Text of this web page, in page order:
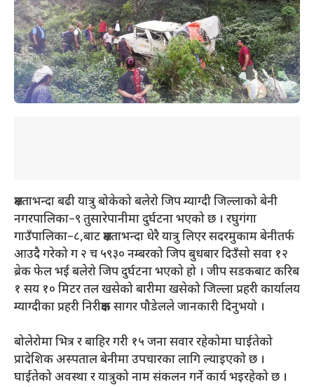
क्षमताभन्दा बढी यात्रु बोकेको बलेरो जिप म्याग्दी जिल्लाको बेनी
नगरपालिका–९ तुसारेपानीमा दुर्घटना भएको छ । रघुगंगा
गाउँपालिका–८,बाट क्षमताभन्दा धेरै यात्रु लिएर सदरमुकाम बेनीतर्फ
आउदै गरेको ग २ च ५९३० नम्बरको जिप बुधबार दिउँसो सवा १२
ब्रेक फेल भई बलेरो जिप दुर्घटना भएको हो । जीप सडकबाट करिब
१ सय १० मिटर तल खसेको बारीमा खसेको जिल्ला प्रहरी कार्यालय
म्याग्दीका प्रहरी निरीक्षक सागर पौडेलले जानकारी दिनुभयो ।
बोलेरोमा भित्र र बाहिर गरी १५ जना सवार रहेकोमा घाईतेको
प्रादेशिक अस्पताल बेनीमा उपचारका लागि ल्याइएको छ ।
घाईतेको अवस्था र यात्रुको नाम संकलन गर्ने कार्य भइरहेको छ ।